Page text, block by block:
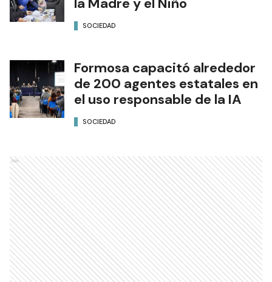
SOCIEDAD
Formosa capacitó alrededor
de 200 agentes estatales en
el uso responsable de la IA
SOCIEDAD
Ads